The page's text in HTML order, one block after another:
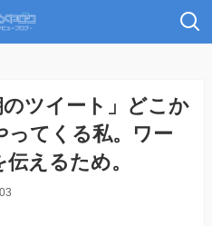
のツイート」どこか
ってくる私。ワー
えるため。